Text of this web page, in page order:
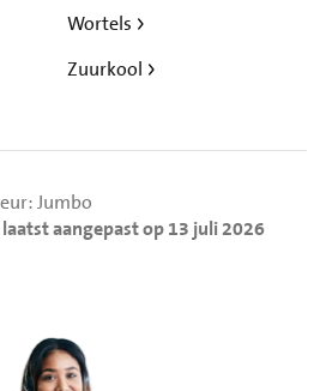
Wortels
Zuurkool
Jumbo
aangepast op 13 juli 2026